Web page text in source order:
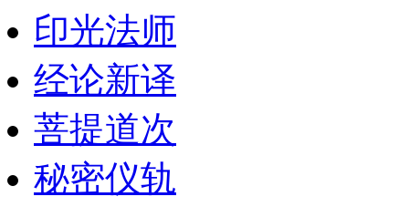
印光法师
经论新译
菩提道次
秘密仪轨